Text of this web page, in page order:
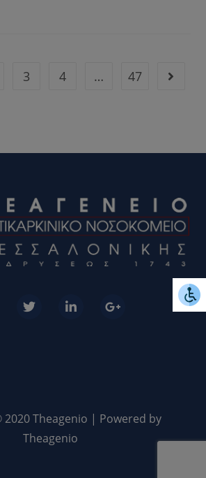
3 4 … 47
Theagenio | Powered by
Theagenio